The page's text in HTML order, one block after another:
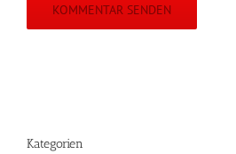
Kategorien